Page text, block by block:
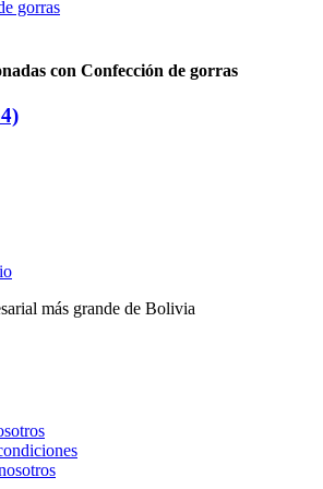
gorras
con Confección de gorras
más grande de Bolivia